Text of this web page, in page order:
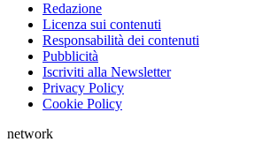
Redazione
Licenza sui contenuti
Responsabilità dei contenuti
Pubblicità
Iscriviti alla Newsletter
Privacy Policy
Cookie Policy
network